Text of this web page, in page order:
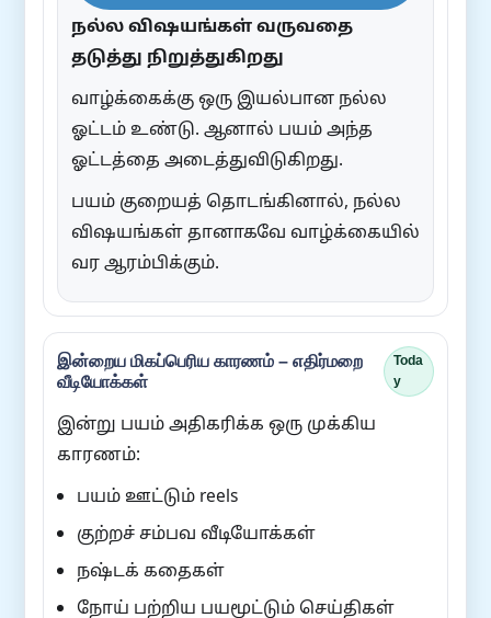
நல்ல விஷயங்கள் வருவதை
தடுத்து நிறுத்துகிறது
வாழ்க்கைக்கு ஒரு இயல்பான நல்ல
ஓட்டம் உண்டு. ஆனால் பயம் அந்த
ஓட்டத்தை அடைத்துவிடுகிறது.
பயம் குறையத் தொடங்கினால், நல்ல
விஷயங்கள் தானாகவே வாழ்க்கையில்
வர ஆரம்பிக்கும்.
இன்றைய மிகப்பெரிய காரணம் – எதிர்மறை
வீடியோக்கள்
Toda
y
இன்று பயம் அதிகரிக்க ஒரு முக்கிய
காரணம்:
பயம் ஊட்டும் reels
குற்றச் சம்பவ வீடியோக்கள்
நஷ்டக் கதைகள்
நோய் பற்றிய பயமூட்டும் செய்திகள்